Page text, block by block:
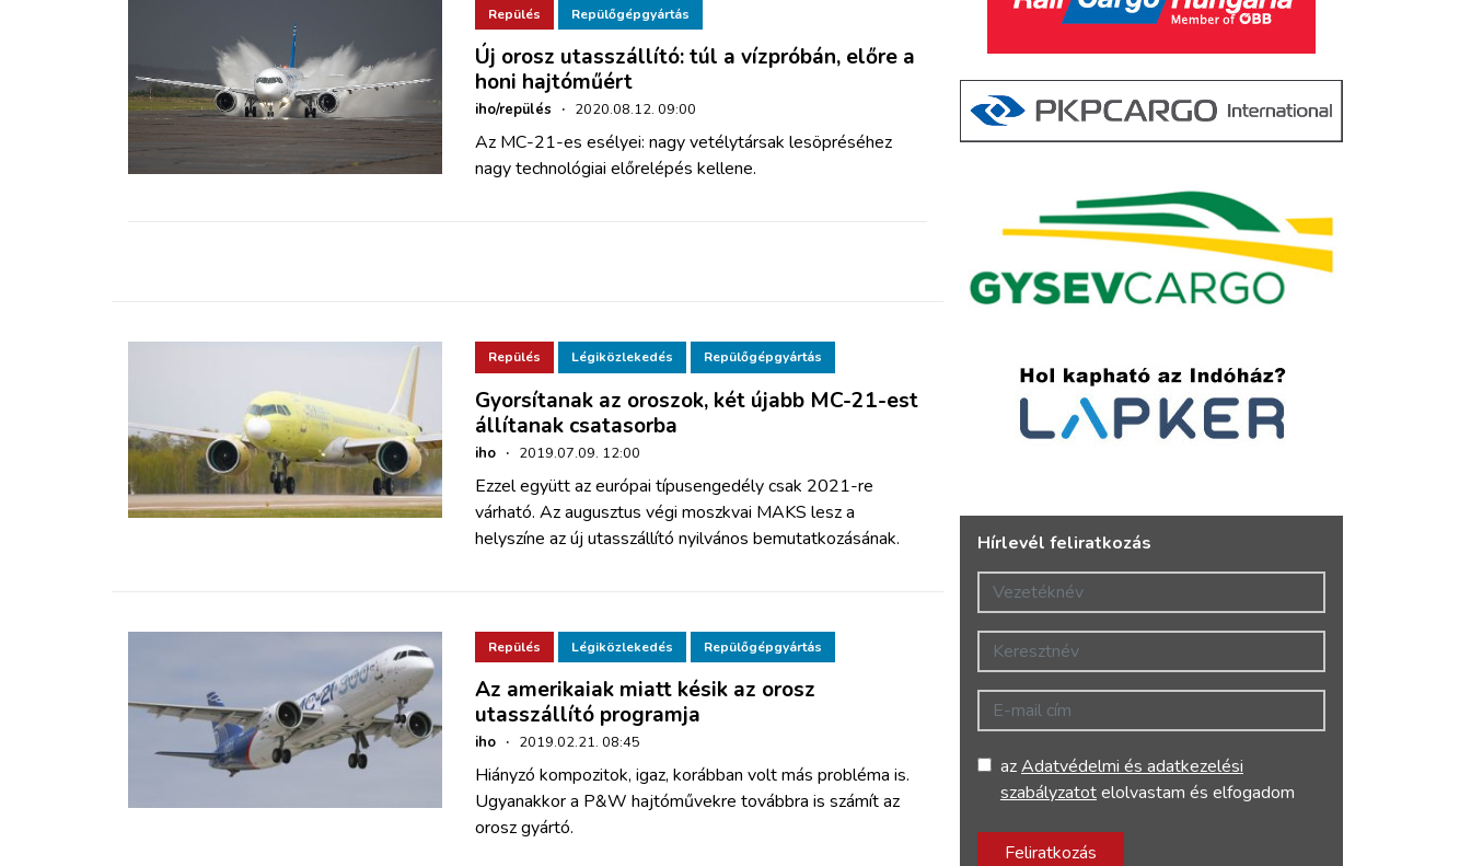
Repülés Repülőgépgyártás
Új orosz utasszállító: túl a vízpróbán, előre a
honi hajtóműért
iho/repülés · 2020.08.12. 09:00
Az MC-21-es esélyei: nagy vetélytársak lesöpréséhez
nagy technológiai előrelépés kellene.
Repülés Légiközlekedés Repülőgépgyártás
Gyorsítanak az oroszok, két újabb MC-21-est
állítanak csatasorba
iho · 2019.07.09. 12:00
Ezzel együtt az európai típusengedély csak 2021-re
várható. Az augusztus végi moszkvai MAKS lesz a
helyszíne az új utasszállító nyilvános bemutatkozásának.
Repülés Légiközlekedés Repülőgépgyártás
Az amerikaiak miatt késik az orosz
utasszállító programja
iho · 2019.02.21. 08:45
Hiányzó kompozitok, igaz, korábban volt más probléma is.
Ugyanakkor a P&W hajtóművekre továbbra is számít az
orosz gyártó.
Hírlevél feliratkozás
Vezetéknév
Keresztnév
E-mail cím
azAdatvédelmi és adatkezelési
szabályzatotelolvastam és elfogadom
Feliratkozás